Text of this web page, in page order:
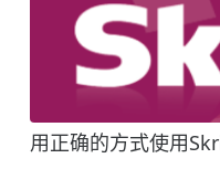
用正确的方式使用